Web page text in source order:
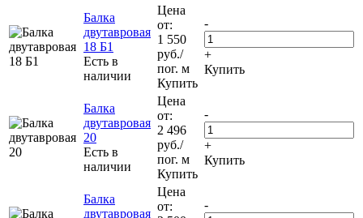
Балка
двутавровая
18 Б1
Есть в
наличии
Цена
от:
1 550
руб./
пог. м
Купить
-
+
Купить
Балка
двутавровая
20
Есть в
наличии
Цена
от:
2 496
руб./
пог. м
Купить
-
+
Купить
Балка
двутавровая
Цена
от:
-